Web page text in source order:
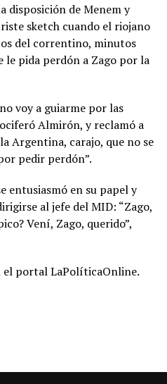
disposición de Menem y
sketch cuando el riojano
del correntino, minutos
le pida perdón a Zago por la
voy a guiarme por las
Almirón, y reclamó a
Argentina, carajo, que no se
pedir perdón”.
entusiasmó en su papel y
al jefe del MID: “Zago,
Vení, Zago, querido”,
el portal LaPolíticaOnline.